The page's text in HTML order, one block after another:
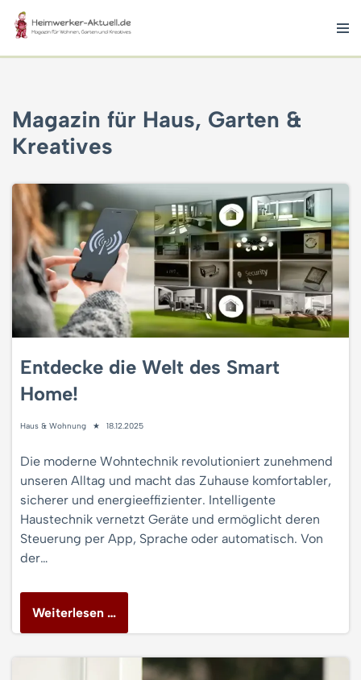
Zum
Inhalt
Magazin für Haus, Garten &
Kreatives
Entdecke die Welt des Smart
Home!
Haus & Wohnung 18.12.2025
Die moderne Wohntechnik revolutioniert zunehmend
unseren Alltag und macht das Zuhause komfortabler,
sicherer und energieeffizienter. Intelligente
Haustechnik vernetzt Geräte und ermöglicht deren
Steuerung per App, Sprache oder automatisch. Von
der…
Weiterlesen …